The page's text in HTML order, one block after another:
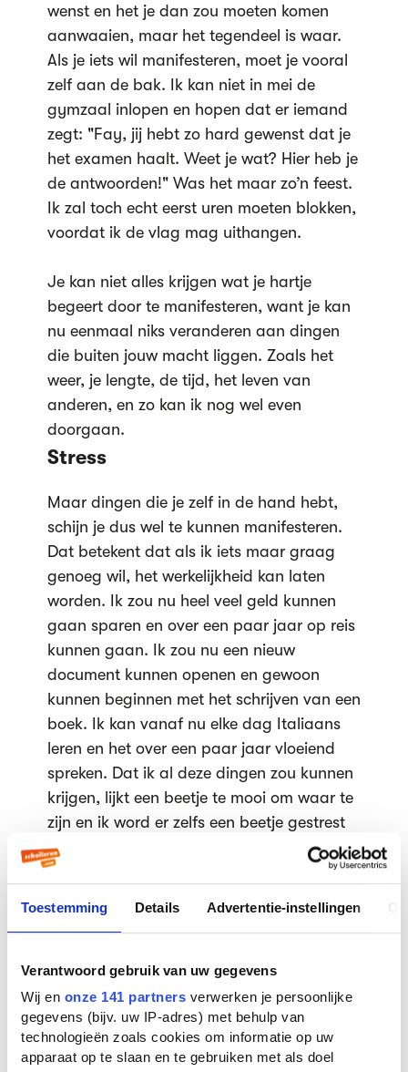
Toestemming Details Advertentie-instellingen
Verantwoord gebruik van uw gegevens
Wij en onze 141 partners verwerken je persoonlijke
gegevens (bijv. uw IP-adres) met behulp van
technologieën zoals cookies om informatie op uw
apparaat op te slaan en te gebruiken met als doel
wenst en het je dan zou moeten komen
aanwaaien, maar het tegendeel is waar.
Als je iets wil manifesteren, moet je vooral
zelf aan de bak. Ik kan niet in mei de
gymzaal inlopen en hopen dat er iemand
zegt: "Fay, jij hebt zo hard gewenst dat je
het examen haalt. Weet je wat? Hier heb je
de antwoorden!" Was het maar zo’n feest.
Ik zal toch echt eerst uren moeten blokken,
voordat ik de vlag mag uithangen.
Je kan niet alles krijgen wat je hartje
begeert door te manifesteren, want je kan
nu eenmaal niks veranderen aan dingen
die buiten jouw macht liggen. Zoals het
weer, je lengte, de tijd, het leven van
anderen, en zo kan ik nog wel even
doorgaan.
Stress
Maar dingen die je zelf in de hand hebt,
schijn je dus wel te kunnen manifesteren.
Dat betekent dat als ik iets maar graag
genoeg wil, het werkelijkheid kan laten
worden. Ik zou nu heel veel geld kunnen
gaan sparen en over een paar jaar op reis
kunnen gaan. Ik zou nu een nieuw
document kunnen openen en gewoon
kunnen beginnen met het schrijven van een
boek. Ik kan vanaf nu elke dag Italiaans
leren en het over een paar jaar vloeiend
spreken. Dat ik al deze dingen zou kunnen
krijgen, lijkt een beetje te mooi om waar te
zijn en ik word er zelfs een beetje gestrest
van.
Al dat manifesteren klinkt toch wel een tikje
blijkbaar wel een kern van waarheid in.
vertelt aande Volkskrantdat er genoeg
voorbeelden zijn waaruit blijkt dat
bepaalde gedachten daadwerkelijk een
uitwerking hebben in het echte leven.
"Denk bijvoorbeeld aan een skiër die ervan